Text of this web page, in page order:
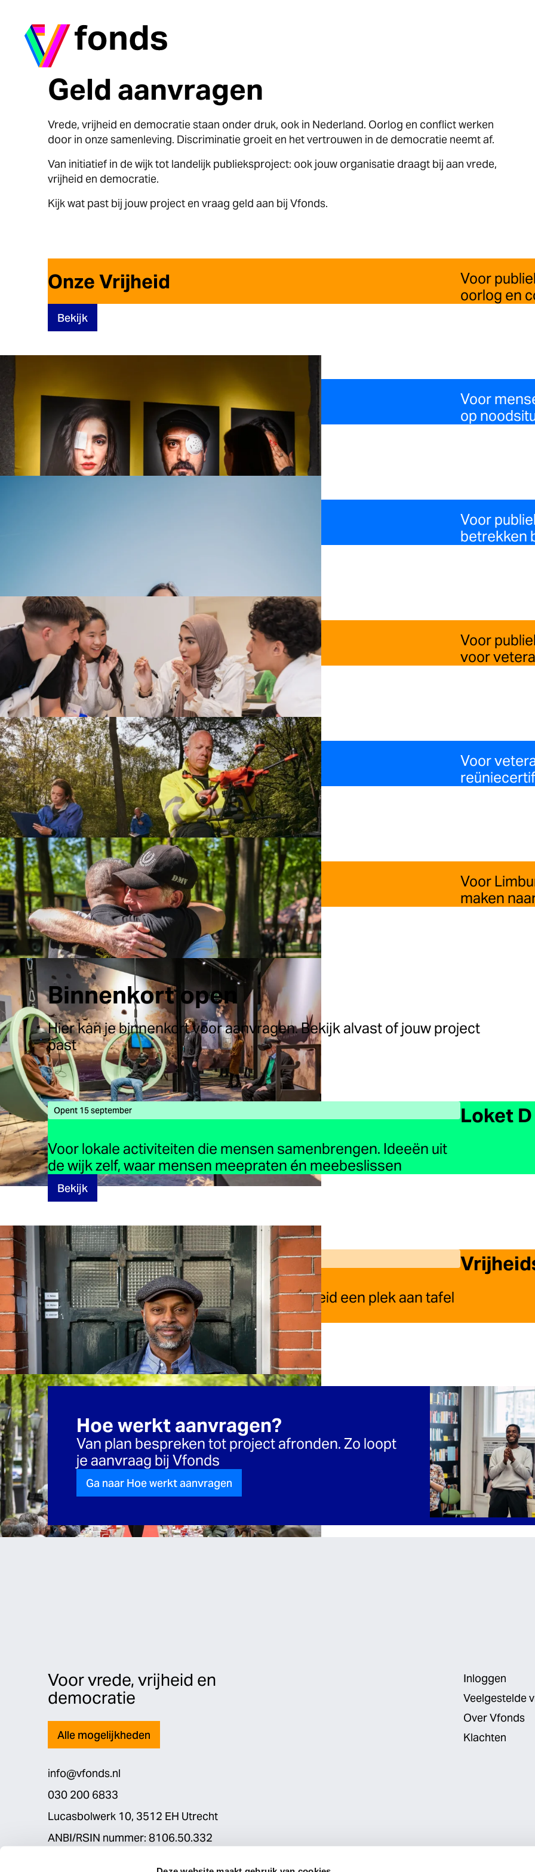
Ga naar home
Geld aanvragen
Vrede, vrijheid en democratie staan onder druk, ook in Nederland. Oorlog en conflict werken
door in onze samenleving. Discriminatie groeit en het vertrouwen in de democratie neemt af.
Van initiatief in de wijk tot landelijk publieksproject: ook jouw organisatie draagt bij aan vrede,
vrijheid en democratie.
Kijk wat past bij jouw project en vraag geld aan bij Vfonds.
Onze Vrijheid
Voor
oorlog en
Bekijk
Samen Weerbaar
Voor
op
Bekijk
Voor
betrekken
Onze Veteranen
Voor
voor
Bekijk
Veteranenreünie
Voor
Bekijk
Studiereizen Limburg
Voor
maken
Bekijk
Binnenkort open
Hier kan je binnenkort voor aanvragen. Bekijk alvast of jouw project
past
Opent 15 september Loket D
Voor lokale activiteiten die mensen samenbrengen. Ideeën uit
de wijk zelf, waar mensen meepraten én meebeslissen
Bekijk
Verwacht: december 2026
Voor Vrijheidsmaaltijden op 5 mei die vrijheid een plek aan tafel
geven
Bekijk
Hoe werkt aanvragen?
Van plan bespreken tot project afronden. Zo loopt
je aanvraag bij Vfonds
Ga naar Hoe werkt aanvragen
Voor vrede, vrijheid en
democratie
Alle mogelijkheden
info@vfonds.nl
030 200 6833
Lucasbolwerk 10, 3512 EH Utrecht
ANBI/RSIN nummer: 8106.50.332
Inloggen
Veelgestelde
Over Vfonds
Klachten